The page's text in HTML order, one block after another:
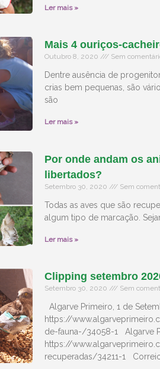
Ler mais »
Mais 4 ouriços-
Outubro 8, 2020 Sem
Dentre ausência de
crias bem pequenas, são
são
Ler mais »
Por onde andam os
libertados?
Setembro 30, 2020 Sem
Todas as aves que são
algum tipo de marcação.
Ler mais »
Clipping setembro
Setembro 30, 2020 Sem
Algarve Primeiro, 1 de
https://
de-fauna-/34058-1 Algarve
https://
recuperadas/34211-1